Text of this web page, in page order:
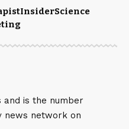
InsiderScience
and is the number
news network on